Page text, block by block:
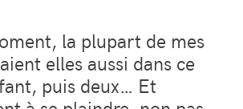
la plupart de mes
elles aussi dans ce
puis deux… Et